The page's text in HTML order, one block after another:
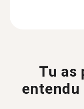
Tu as
entendu